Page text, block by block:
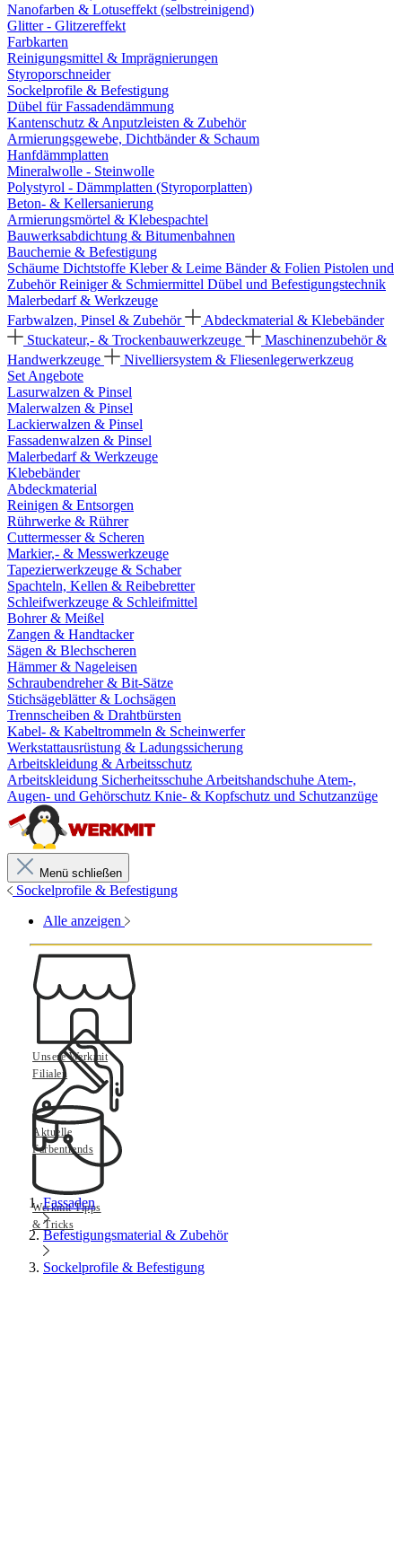
Nanofarben & Lotuseffekt (selbstreinigend)
Glitter - Glitzereffekt
Farbkarten
Reinigungsmittel & Imprägnierungen
Styroporschneider
Sockelprofile & Befestigung
Dübel für Fassadendämmung
Kantenschutz & Anputzleisten & Zubehör
Armierungsgewebe, Dichtbänder & Schaum
Hanfdämmplatten
Mineralwolle - Steinwolle
Polystyrol - Dämmplatten (Styroporplatten)
Beton- & Kellersanierung
Armierungsmörtel & Klebespachtel
Bauwerksabdichtung & Bitumenbahnen
Bauchemie & Befestigung
Schäume Dichtstoffe Kleber & Leime Bänder & Folien Pistolen und
ZubehörReiniger & Schmiermittel Dübel und Befestigungstechnik
Malerbedarf & Werkzeuge
Farbwalzen, Pinsel & Zubehör
Abdeckmaterial & Klebebänder
Stuckateur,- & Trockenbauwerkzeuge
Maschinenzubehör &
Handwerkzeuge
Nivelliersystem & Fliesenlegerwerkzeug
Set Angebote
Lasurwalzen & Pinsel
Malerwalzen & Pinsel
Lackierwalzen & Pinsel
Fassadenwalzen & Pinsel
Malerbedarf & Werkzeuge
Klebebänder
Abdeckmaterial
Reinigen & Entsorgen
Rührwerke & Rührer
Cuttermesser & Scheren
Markier,- & Messwerkzeuge
Tapezierwerkzeuge & Schaber
Spachteln, Kellen & Reibebretter
Schleifwerkzeuge & Schleifmittel
Bohrer & Meißel
Zangen & Handtacker
Sägen & Blechscheren
Hämmer & Nageleisen
Schraubendreher & Bit-Sätze
Stichsägeblätter & Lochsägen
Trennscheiben & Drahtbürsten
Kabel- & Kabeltrommeln & Scheinwerfer
Werkstattausrüstung & Ladungssicherung
Arbeitskleidung & Arbeitsschutz
Arbeitskleidung Sicherheitsschuhe Arbeitshandschuhe Atem-,
Augen- und Gehörschutz Knie- & Kopfschutz und Schutzanzüge
Menü schließen
Sockelprofile & Befestigung
Alle anzeigen
Unsere Werkmit
Filialen
Aktuelle
Farbentrends
Werkmit Tipps
& Tricks
Fassaden
Befestigungsmaterial & Zubehör
Sockelprofile & Befestigung